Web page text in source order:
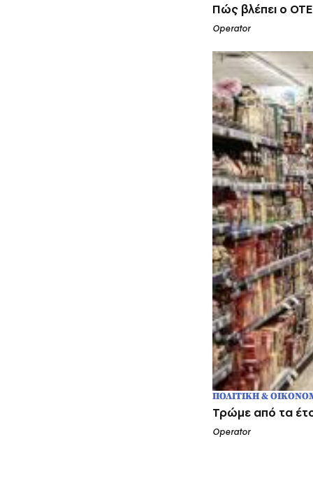
Πώς βλέπει ο
Operator
ΠΟΛΙΤΙΚΗ &
Τρώμε από τα
Operator